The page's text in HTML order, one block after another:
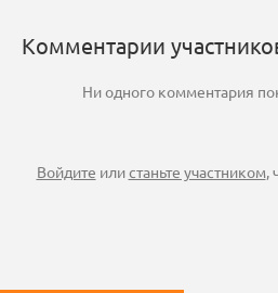
Комментарии
Ни одного комментария
Войдите илистаньте участником,